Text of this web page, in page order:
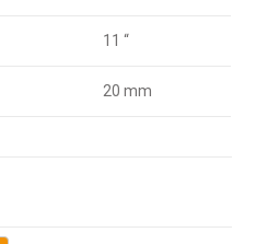
11 “
20 mm